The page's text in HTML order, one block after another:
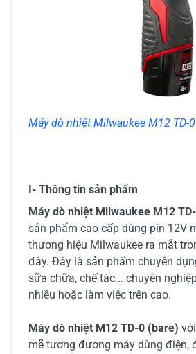
Máy dò nhiệt Milwaukee M12 TD-
I- Thông tin sản phẩm
Máy dò nhiệt Milwaukee M12
sản phẩm cao cấp dùng pin 12V
thương hiệu Milwaukee ra mắt
đây. Đây là sản phẩm chuyên
sữa chữa, chế tác... chuyên
nhiều hoặc làm việc trên cao.
Máy dò nhiệt M12 TD-0 (bare)
mẽ tương đương máy dùng điện,